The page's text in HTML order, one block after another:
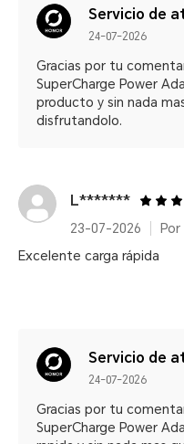
Servicio de
24-07-2026
Gracias por tu
SuperCharge Power
producto y sin nada
disfrutandolo.
L*******
23-07-2026
Excelente carga rápida
Servicio de
24-07-2026
Gracias por tu
SuperCharge Power